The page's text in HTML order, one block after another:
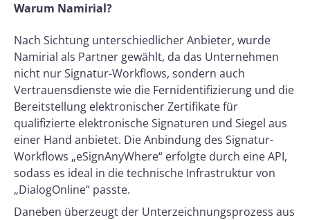
Warum Namirial?
Nach Sichtung unterschiedlicher Anbieter, wurde
Namirial als Partner gewählt, da das Unternehmen
nicht nur Signatur-Workflows, sondern auch
Vertrauensdienste wie die Fernidentifizierung und die
Bereitstellung elektronischer Zertifikate für
qualifizierte elektronische Signaturen und Siegel aus
einer Hand anbietet. Die Anbindung des Signatur-
Workflows „eSignAnyWhere“ erfolgte durch eine API,
sodass es ideal in die technische Infrastruktur von
„DialogOnline“ passte.
Daneben überzeugt der Unterzeichnungsprozess aus